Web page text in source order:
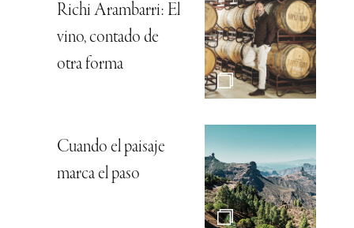
Richi Arambarri: El
vino, contado de
otra forma
Cuando el paisaje
marca el paso